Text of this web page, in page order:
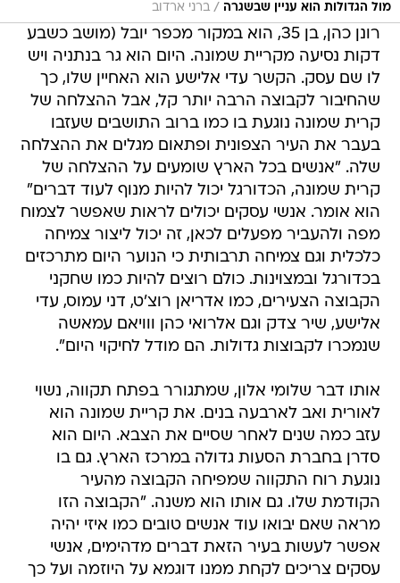
מול הגדולות הוא עניין שבשגרה / ברני ארדוב
רונן כהן, בן 35, הוא במקור מכפר יובל (מושב כשבע
דקות נסיעה מקריית שמונה. היום הוא גר בנתניה ויש
לו שם עסק. הקשר עדי אלישע הוא האחיין שלו, כך
שהחיבור לקבוצה הרבה יותר קל, אבל ההצלחה של
קרית שמונה נוגעת בו כמו ברוב התושבים שעזבו
בעבר את העיר הצפונית ופתאום מגלים את ההצלחה
שלה. "אנשים בכל הארץ שומעים על ההצלחה של
קרית שמונה, הכדורגל יכול להיות מנוף לעוד דברים"
הוא אומר. אנשי עסקים יכולים לראות שאפשר לצמוח
מפה ולהעביר מפעלים לכאן, זה יכול ליצור צמיחה
כלכלית וגם צמיחה תרבותית כי הנוער היום מתרכזים
בכדורגל ובמצוינות. כולם רוצים להיות כמו שחקני
הקבוצה הצעירים, כמו אדריאן רוצ'ט, דני עמוס, עדי
אלישע, שיר צדק וגם אלרואי כהן ווויאם עמאשה
שנמכרו לקבוצות גדולות. הם מודל לחיקוי היום".
אותו דבר שלומי אלון, שמתגורר בפתח תקווה, נשוי
לאורית ואב לארבעה בנים. את קריית שמונה הוא
עזב כמה שנים לאחר שסיים את הצבא. היום הוא
סדרן בחברת הסעות גדולה במרכז הארץ. גם בו
נוגעת רוח התקווה שמפיחה הקבוצה מהעיר
הקודמת שלו. גם אותו הוא משנה. "הקבוצה הזו
מראה שאם יבואו עוד אנשים טובים כמו איזי יהיה
אפשר לעשות בעיר הזאת דברים מדהימים, אנשי
עסקים צריכים לקחת ממנו דוגמא על היוזמה ועל כך